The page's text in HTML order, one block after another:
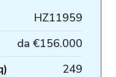
HZ11959
da €156.000
249